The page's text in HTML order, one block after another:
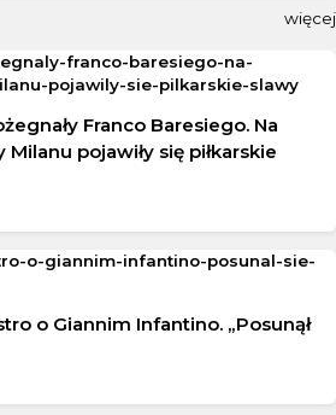
więcej
Franco Baresiego. Na
pojawiły się piłkarskie
o Giannim Infantino. „Posunął